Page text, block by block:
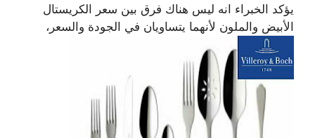
يؤكد الخبراء انه ليس هناك فرق بين سعر الكريستال
الأبيض والملون لأنهما يتساويان في الجودة والسعر،